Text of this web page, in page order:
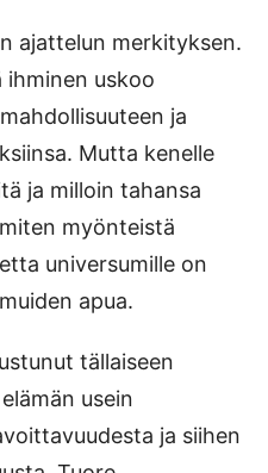
ajattelun merkityksen.
ihminen uskoo
ja
Mutta kenelle
ja milloin tahansa
myönteistä
universumille on
apua.
tällaiseen
usein
ja siihen